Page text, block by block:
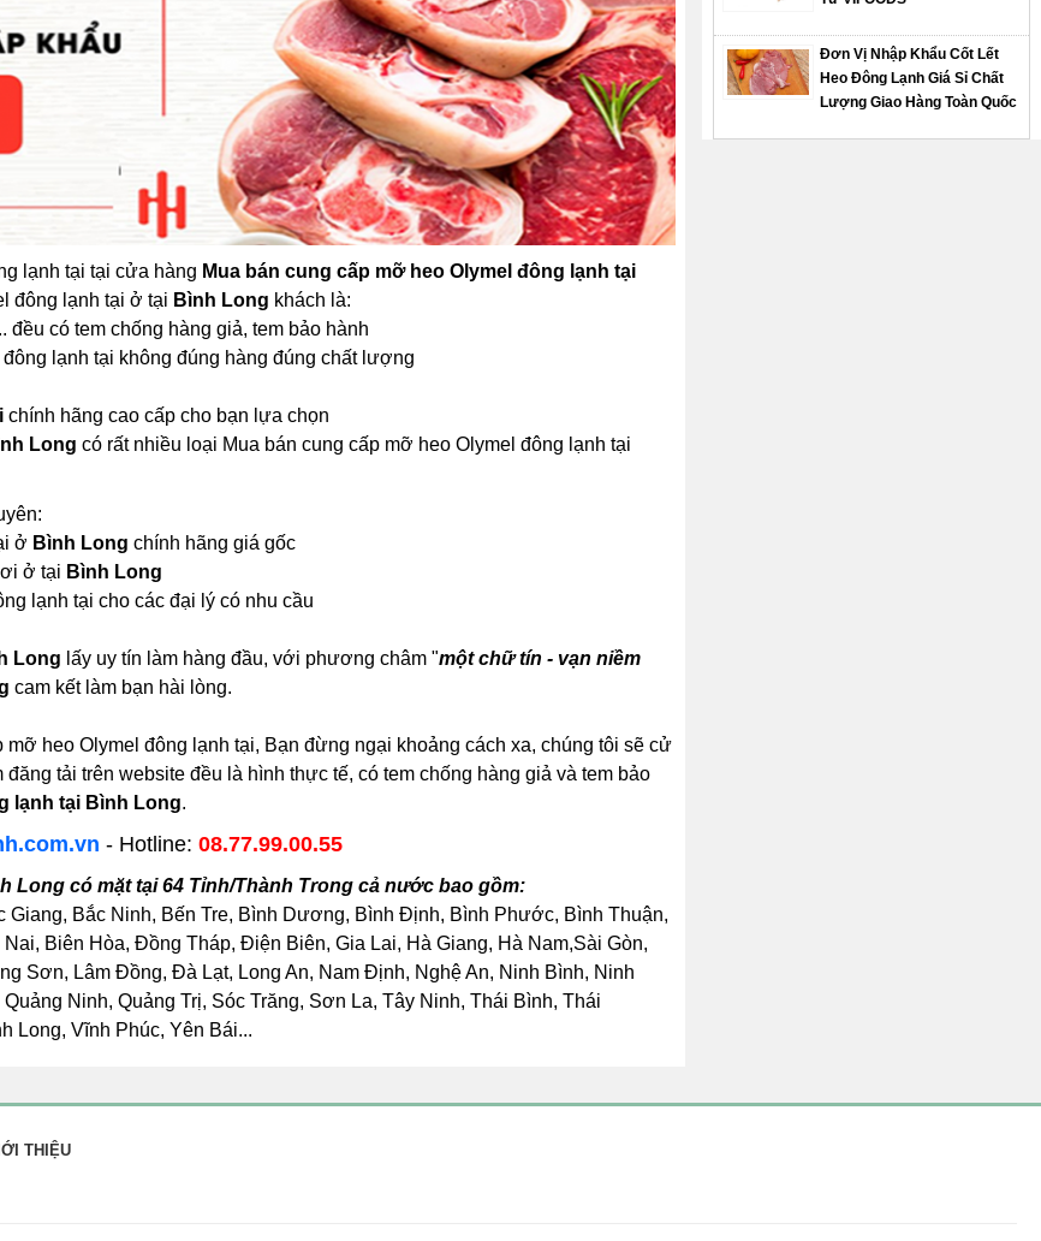
lạnh tại tại cửa hàng Mua bán cung cấp mỡ heo Olymel đông lạnh tại
đông lạnh tại ở tại Bình Long khách là:
có tem chống hàng giả, tem bảo hành
lạnh tại không đúng hàng đúng chất lượng
chính hãng cao cấp cho bạn lựa chọn
Long có rất nhiều loại Mua bán cung cấp mỡ heo Olymel đông lạnh tại
ở Bình Long chính hãng giá gốc
ở tại Bình Long
lạnh tại cho các đại lý có nhu cầu
Long lấy uy tín làm hàng đầu, với phương châm "một chữ tín - vạn niềm
cam kết làm bạn hài lòng.
mỡ heo Olymel đông lạnh tại, Bạn đừng ngại khoảng cách xa, chúng tôi sẽ cử
tải trên website đều là hình thực tế, có tem chống hàng giả và tem bảo
lạnh tại Bình Long.
- Hotline: 08.77.99.00.55
Long có mặt tại 64 Tỉnh/Thành Trong cả nước bao gồm:
Giang, Bắc Ninh, Bến Tre, Bình Dương, Bình Định, Bình Phước, Bình Thuận,
Biên Hòa, Đồng Tháp, Điện Biên, Gia Lai, Hà Giang, Hà Nam,Sài Gòn,
Sơn, Lâm Đồng, Đà Lạt, Long An, Nam Định, Nghệ An, Ninh Bình, Ninh
Ninh, Quảng Trị, Sóc Trăng, Sơn La, Tây Ninh, Thái Bình, Thái
Long, Vĩnh Phúc, Yên Bái...
Đơn Vị Nhập Khẩu Cốt Lết
Heo Đông Lạnh Giá Sỉ Chất
Lượng Giao Hàng Toàn Quốc
THIỆU